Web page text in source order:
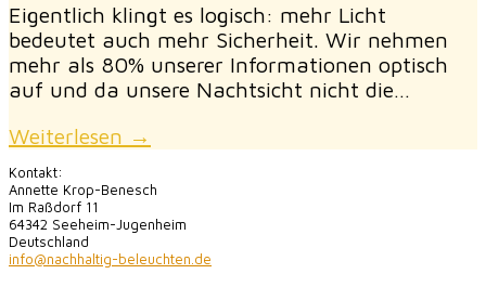
Eigentlich klingt es logisch: mehr Licht
bedeutet auch mehr Sicherheit. Wir nehmen
mehr als 80% unserer Informationen optisch
auf und da unsere Nachtsicht nicht die…
Weiterlesen →
Kontakt:
Annette Krop-Benesch
Im Raßdorf 11
64342 Seeheim-Jugenheim
Deutschland
info@nachhaltig-beleuchten.de